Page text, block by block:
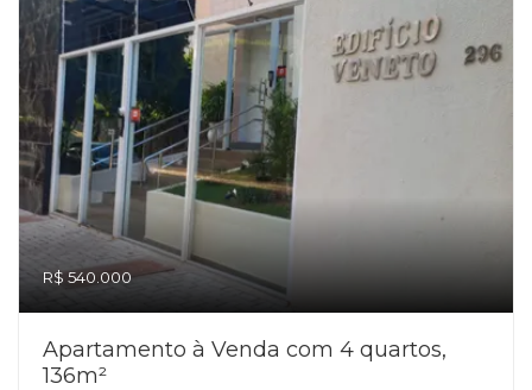
R$ 540.000
Apartamento à Venda com 4 quartos,
136m²